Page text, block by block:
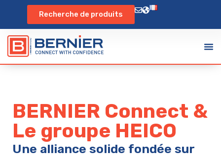
Recherche de produits
BERNIER Connect &
Le groupe HEICO
Une alliance solide fondée sur